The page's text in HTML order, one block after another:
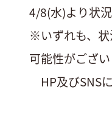
4/8(水)より状
※いずれも、状
可能性がござい
HP及びSNS